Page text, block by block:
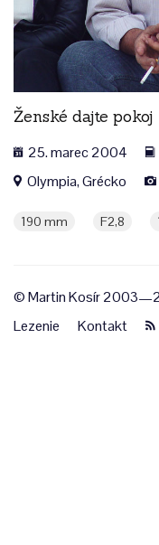
Ženské dajte pokoj
25. marec 2004
Olympia, Grécko
190 mm F2,8
© Martin Kosír
Lezenie
Kontakt